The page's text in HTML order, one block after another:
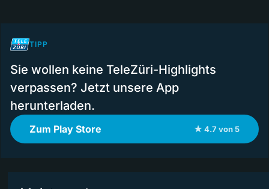
TIPP
Sie wollen keine TeleZüri-Highlights
verpassen? Jetzt unsere App
herunterladen.
Zum Play Store ★ 4.7 von 5